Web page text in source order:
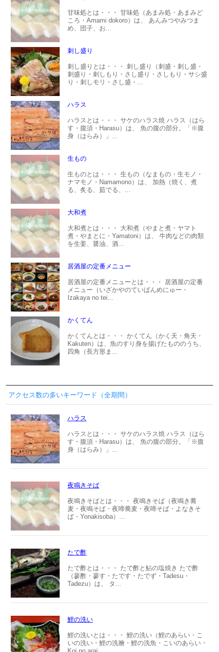
甘味処とは・・・ 甘味処（あまみ処・あまみど
ころ・Amami dokoro）は、 あんみつやみつま
め、団子、お...
刺し盛り
刺し盛りとは・・・ 刺し盛り（刺盛・刺し盛・
刺盛り・刺しもり・さし盛り・さしもり・サシ盛
り・刺しモリ・さし盛・...
ハラス
ハラスとは・・・ サケのハラス焼 ハラス（はら
す・腹須・Harasu）は、 魚の腹の部分。「※腹
身（はらみ）」...
生もの
生ものとは・・・ 生もの（なまもの・生モノ・
ナマモノ・Namamono）は、 加熱（焼く、煮
る、炙る、茹でる、...
大和煮
大和煮とは・・・ 大和煮（やまと煮・ヤマト
煮・やまとに・Yamatoni）は、 牛肉などの肉類
を生姜、醤油、酒...
居酒屋の定番メニュー
居酒屋の定番メニューとは・・・ 居酒屋の定番
メニュー（いざかやのていばんめにゅー・
Izakaya no tei...
かくてん
かくてんとは・・・ かくてん（かく天・角天・
Kakuten）は、魚のすり身を揚げたもののうち、
四角（長方形ま...
アクセス数の多いキーワード（全期間）
ハラス
ハラスとは・・・ サケのハラス焼 ハラス（はら
す・腹須・Harasu）は、 魚の腹の部分。「※腹
身（はらみ）」...
夜鳴きそば
夜鳴きそばとは・・・ 夜鳴きそば（夜鳴き蕎
麦・夜鳴そば・夜啼蕎麦・夜啼そば・よなきそ
ば・Yonakisoba）...
たで酢
たで酢とは・・・ たで酢と鮎の塩焼き たで酢
（蓼酢・蓼す・たです・たでず・Tadesu・
Tadezu）は、 タ...
鯉の洗い
鯉の洗いとは・・・ 鯉の洗い（鯉のあらい・こ
いの洗い・鯉の洗膾・鯉の洗魚・こいのあらい・